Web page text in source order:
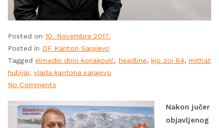
Posted on 10. Novembra 2017.
Posted in DF Kanton Sarajevo
Taggedelmedin dino konaković, headline,kjp zoi 84,mithat
hubijar,vlada kantona sarajevo
No Comments
Nakon jučer
objavljenog